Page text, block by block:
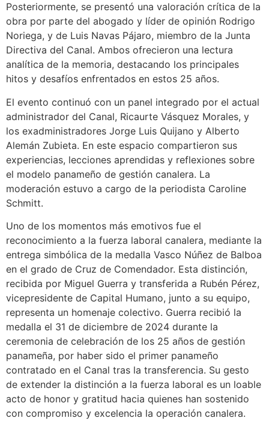
Posteriormente, se presentó una valoración crítica de la
obra por parte del abogado y líder de opinión Rodrigo
Noriega, y de Luis Navas Pájaro, miembro de la Junta
Directiva del Canal. Ambos ofrecieron una lectura
analítica de la memoria, destacando los principales
hitos y desafíos enfrentados en estos 25 años.
El evento continuó con un panel integrado por el actual
administrador del Canal, Ricaurte Vásquez Morales, y
los exadministradores Jorge Luis Quijano y Alberto
Alemán Zubieta. En este espacio compartieron sus
experiencias, lecciones aprendidas y reflexiones sobre
el modelo panameño de gestión canalera. La
moderación estuvo a cargo de la periodista Caroline
Schmitt.
Uno de los momentos más emotivos fue el
reconocimiento a la fuerza laboral canalera, mediante la
entrega simbólica de la medalla Vasco Núñez de Balboa
en el grado de Cruz de Comendador. Esta distinción,
recibida por Miguel Guerra y transferida a Rubén Pérez,
vicepresidente de Capital Humano, junto a su equipo,
representa un homenaje colectivo. Guerra recibió la
medalla el 31 de diciembre de 2024 durante la
ceremonia de celebración de los 25 años de gestión
panameña, por haber sido el primer panameño
contratado en el Canal tras la transferencia. Su gesto
de extender la distinción a la fuerza laboral es un loable
acto de honor y gratitud hacia quienes han sostenido
con compromiso y excelencia la operación canalera.